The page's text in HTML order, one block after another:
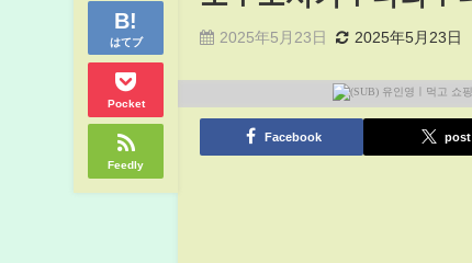
はてブ
Pocket
Feedly
2025年5月23日 2025年5月23日
Facebook post